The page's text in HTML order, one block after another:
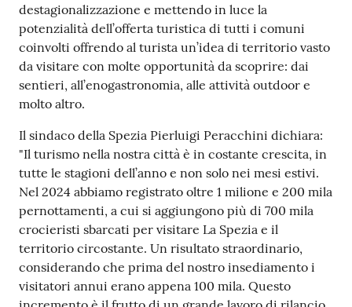
destagionalizzazione e mettendo in luce la
potenzialità dell’offerta turistica di tutti i comuni
coinvolti offrendo al turista un’idea di territorio vasto
da visitare con molte opportunità da scoprire: dai
sentieri, all’enogastronomia, alle attività outdoor e
molto altro.
Il sindaco della Spezia Pierluigi Peracchini dichiara:
"Il turismo nella nostra città è in costante crescita, in
tutte le stagioni dell’anno e non solo nei mesi estivi.
Nel 2024 abbiamo registrato oltre 1 milione e 200 mila
pernottamenti, a cui si aggiungono più di 700 mila
crocieristi sbarcati per visitare La Spezia e il
territorio circostante. Un risultato straordinario,
considerando che prima del nostro insediamento i
visitatori annui erano appena 100 mila. Questo